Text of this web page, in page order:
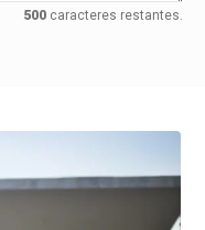
500caracteres restantes.